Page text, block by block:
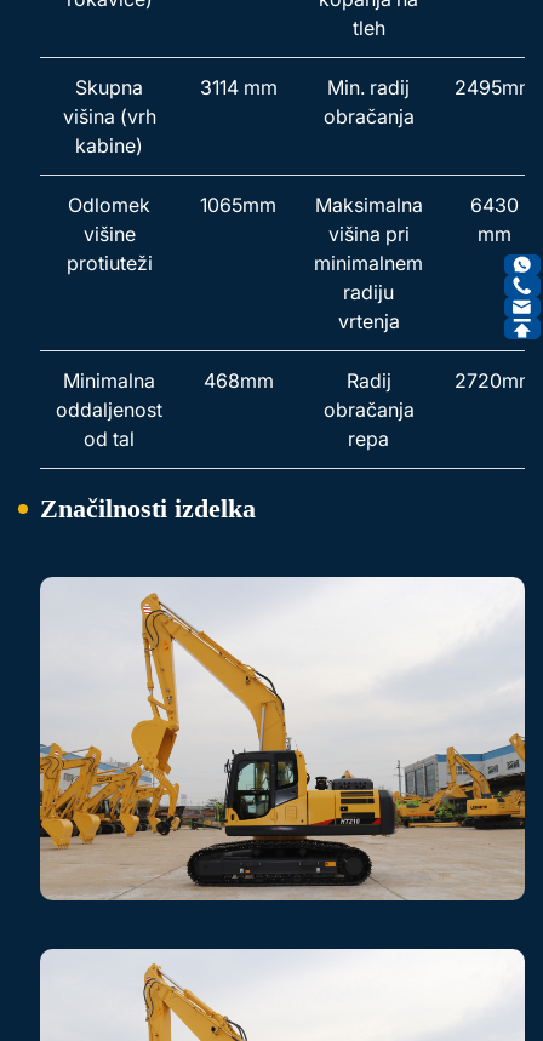
tleh
Skupna
višina (vrh
kabine)
3114 mm
Min. radij
obračanja
2495mm
Odlomek
višine
protiuteži
1065mm
Maksimalna
višina pri
minimalnem
radiju
vrtenja
6430
mm
Minimalna
oddaljenost
od tal
468mm
Radij
obračanja
repa
2720mm
Značilnosti izdelka